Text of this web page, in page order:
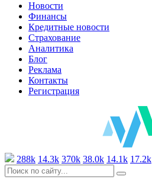
Новости
Финансы
Кредитные новости
Страхование
Аналитика
Блог
Реклама
Контакты
Регистрация
288k 14.3k 370k 38.0k 14.1k 17.2k